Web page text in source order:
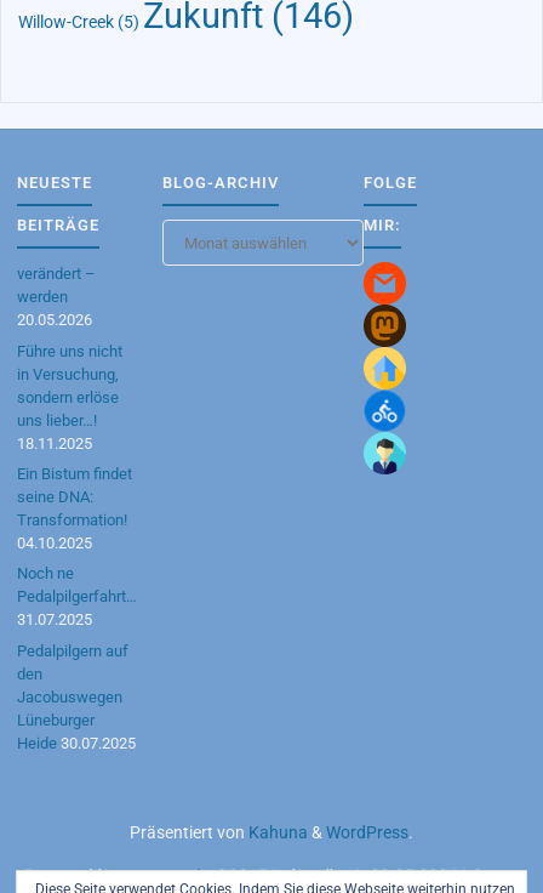
Willow-Creek (5) Zukunft (146)
NEUESTE
BEITRÄGE
verändert –
werden
20.05.2026
Führe uns nicht
in Versuchung,
sondern erlöse
uns lieber…!
18.11.2025
Ein Bistum findet
seine DNA:
Transformation!
04.10.2025
Noch ne
Pedalpilgerfahrt…
31.07.2025
Pedalpilgern auf
den
Jacobuswegen
Lüneburger
Heide 30.07.2025
BLOG-ARCHIV
Archiv
FOLGE
MIR:
Präsentiert von Kahuna &WordPress.
Powered bymotetus.de©2015 | aktuell seit 20.05.2026 | Server:
Diese Seite verwendet Cookies. Indem Sie diese Webseite weiterhin nutzen,